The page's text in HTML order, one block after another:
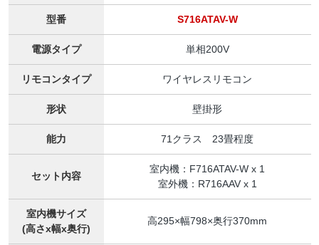
型番 S716ATAV-W
電源タイプ 単相200V
リモコンタイプ ワイヤレスリモコン
形状 壁掛形
能力 71クラス 23畳程度
セット内容
室内機：F716ATAV-W x 1
室外機：R716AAV x 1
室内機サイズ
(高さx幅x奥行)
高295×幅798×奥行370mm